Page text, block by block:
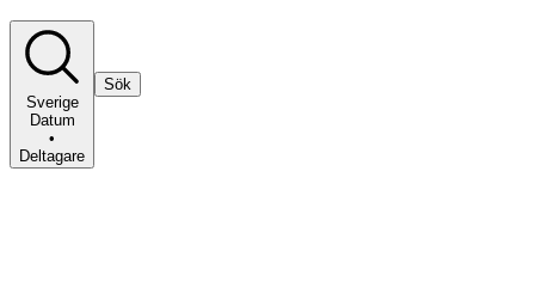
Sverige
Datum
•
Deltagare
Sök